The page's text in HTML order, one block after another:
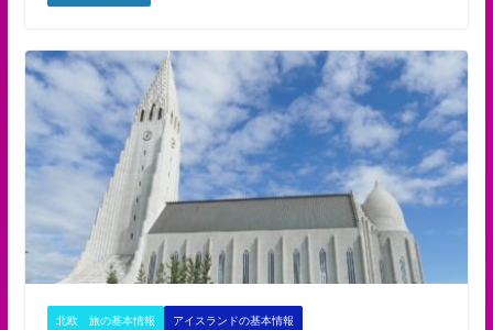
北欧 旅の基本情報 アイスランドの基本情報